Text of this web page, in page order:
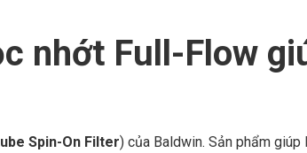
nhớt Full-Flow
Spin-On Filter) của Baldwin. Sản phẩm